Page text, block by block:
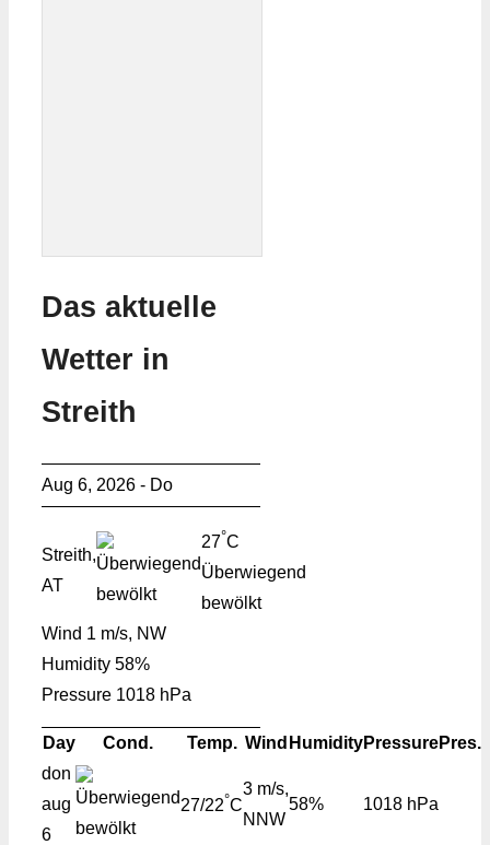
Das aktuelle
Wetter in
Streith
Aug 6, 2026 - Do
Streith,
AT
27°C
Überwiegend
bewölkt
Wind 1 m/s, NW
Humidity 58%
Pressure 1018 hPa
Day Cond. Temp. Wind HumidityPressurePres.
don
aug
6
27/22°C
3 m/s,
NNW
58% 1018 hPa